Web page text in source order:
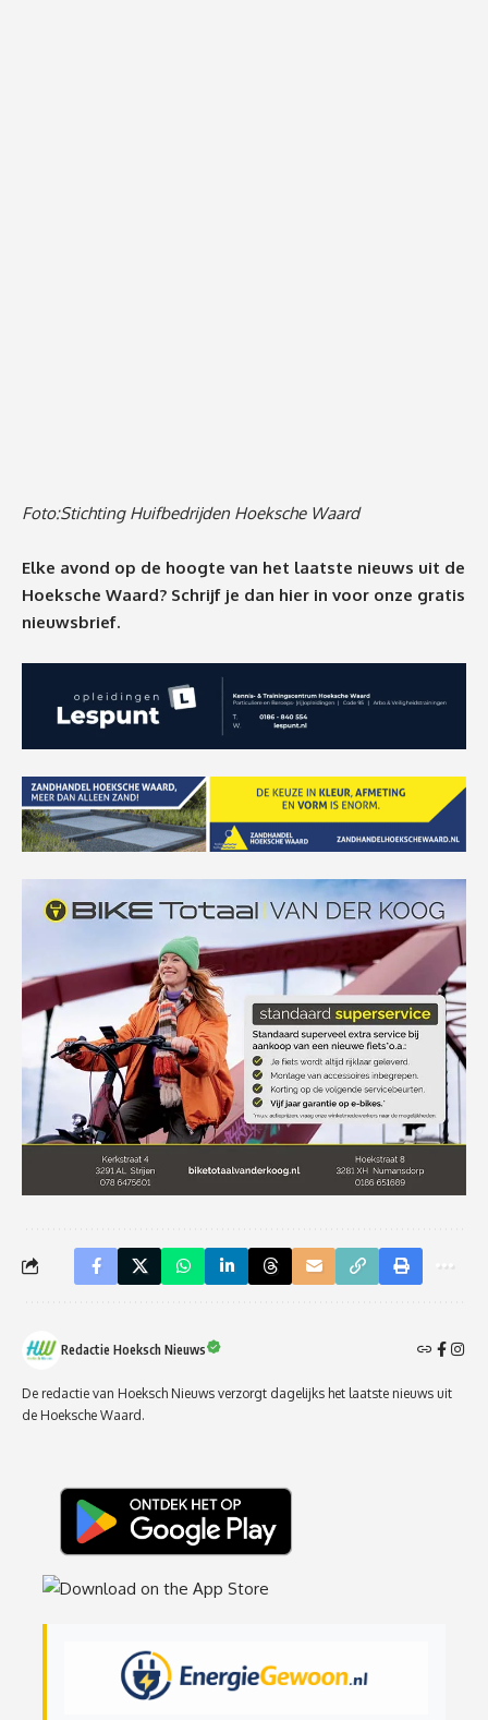
Foto:Stichting Huifbedrijden Hoeksche Waard
Elke avond op de hoogte van het laatste nieuws uit de
Hoeksche Waard? Schrijf je dan hier in voor onze gratis
nieuwsbrief.
Redactie Hoeksch Nieuws
De redactie van Hoeksch Nieuws verzorgt dagelijks het laatste nieuws uit
de Hoeksche Waard.